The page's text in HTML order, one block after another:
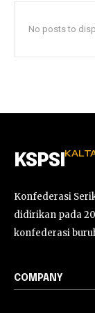
No posts to
KSPSI
Konfederasi
didirikan pada 20
konfederasi
COMPANY